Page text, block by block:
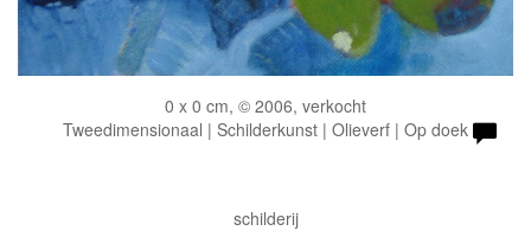
0 x 0 cm, © 2006, verkocht
Tweedimensionaal | Schilderkunst | Olieverf | Op doek
schilderij